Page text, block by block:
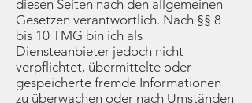
diesen Seiten nach den allgemeinen
Gesetzen verantwortlich. Nach §§ 8
bis 10 TMG bin ich als
Diensteanbieter jedoch nicht
verpflichtet, übermittelte oder
gespeicherte fremde Informationen
zu überwachen oder nach Umständen